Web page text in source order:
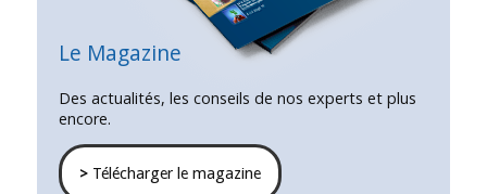
Le Magazine
Des actualités, les conseils de nos experts et plus
encore.
>Télécharger le magazine